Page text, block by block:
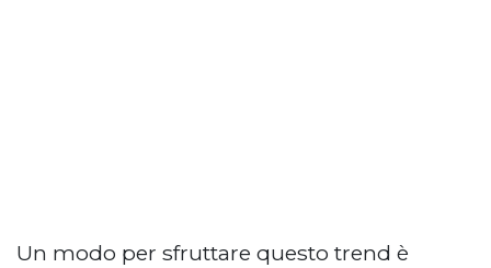
Un modo per sfruttare questo trend è